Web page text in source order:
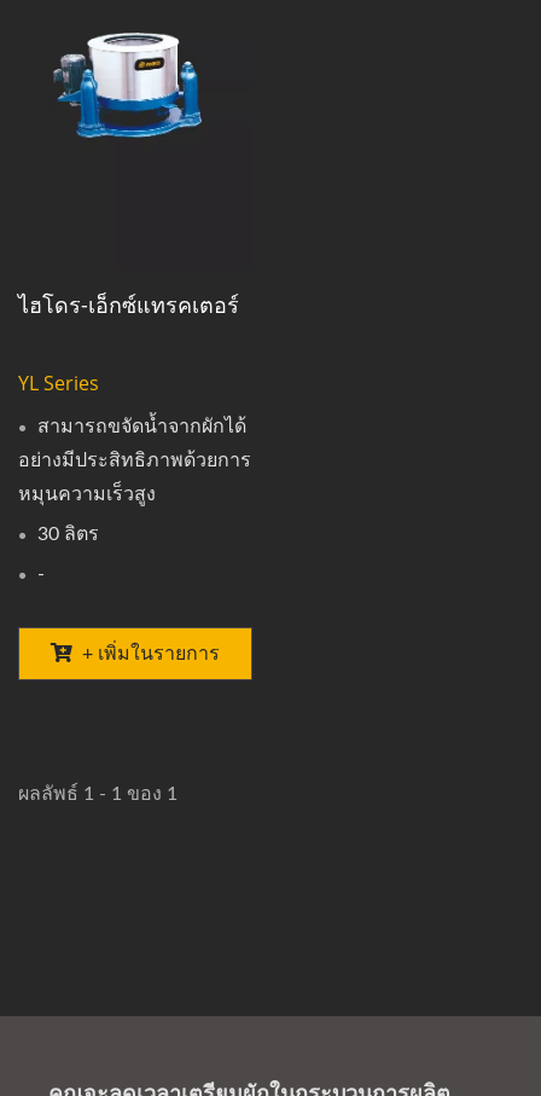
ไฮโดร-เอ็กซ์แทรคเตอร์
YL Series
สามารถขจัดน้ำจากผักได้
อย่างมีประสิทธิภาพด้วยการ
หมุนความเร็วสูง
30 ลิตร
-
+ เพิ่มในรายการ
ผลลัพธ์ 1 - 1 ของ 1